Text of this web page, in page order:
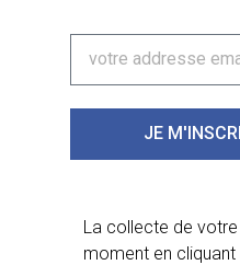
JE
La collecte de
moment en cliquant